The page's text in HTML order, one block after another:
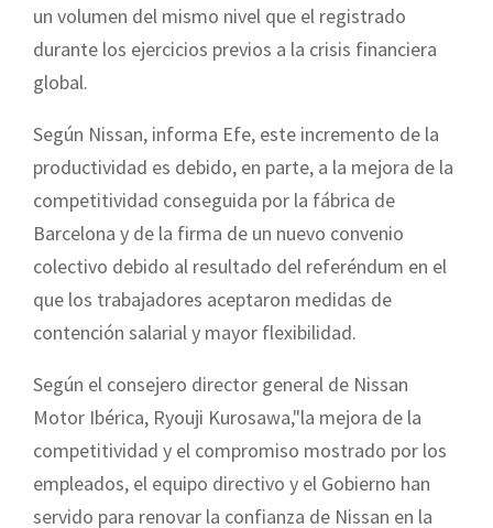
un volumen del mismo nivel que el registrado
durante los ejercicios previos a la crisis financiera
global.
Según Nissan, informa Efe, este incremento de la
productividad es debido, en parte, a la mejora de la
competitividad conseguida por la fábrica de
Barcelona y de la firma de un nuevo convenio
colectivo debido al resultado del referéndum en el
que los trabajadores aceptaron medidas de
contención salarial y mayor flexibilidad.
Según el consejero director general de Nissan
Motor Ibérica, Ryouji Kurosawa,"la mejora de la
competitividad y el compromiso mostrado por los
empleados, el equipo directivo y el Gobierno han
servido para renovar la confianza de Nissan en la